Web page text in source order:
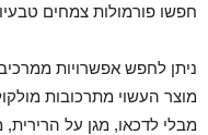
חפשו פורמולות צמחים
ניתן לחפש אפשרויות
מוצר העשוי מתרכובות
מבלי לדכאו, מגן על הרירית,